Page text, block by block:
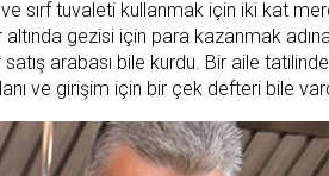
sırf tuvaleti kullanmak için iki kat
gezisi için para kazanmak
arabası bile kurdu. Bir aile tatilinde
ve girişim için bir çek defteri bile